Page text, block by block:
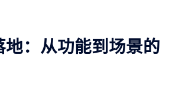
：从功能到场景的